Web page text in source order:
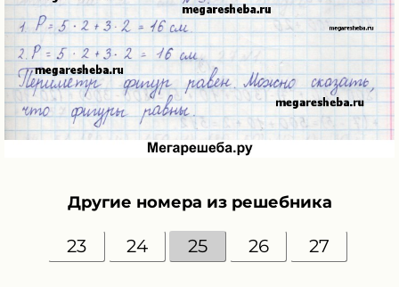
Другие номера из решебника
23 24 25 26 27